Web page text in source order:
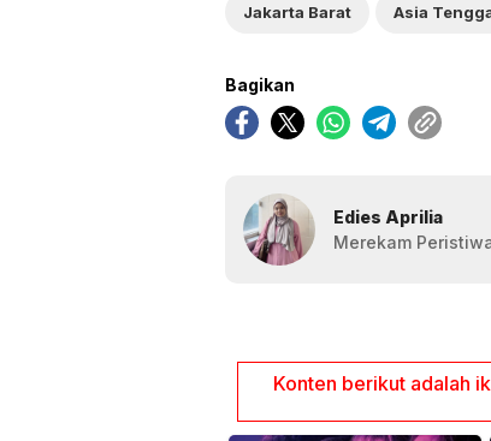
Jakarta Barat Asia
Bagikan
Edies Aprilia
Merekam